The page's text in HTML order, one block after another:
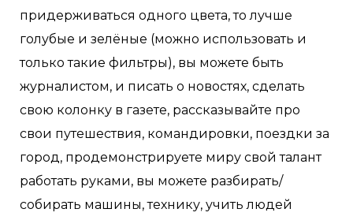
придерживаться одного цвета, то лучше
голубые и зелёные (можно использовать и
только такие фильтры), вы можете быть
журналистом, и писать о новостях, сделать
свою колонку в газете, рассказывайте про
свои путешествия, командировки, поездки за
город, продемонстрируете миру свой талант
работать руками, вы можете разбирать/
собирать машины, технику, учить людей